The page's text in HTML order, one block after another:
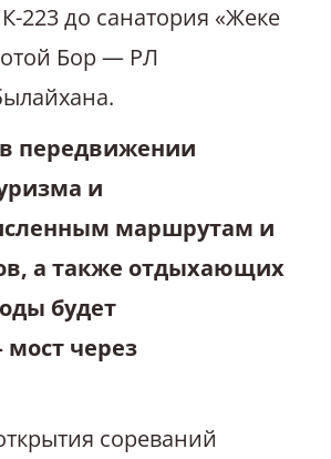
223 до санатория «Жеке
Бор — РЛ
передвижении
и
маршрутам и
а также отдыхающих
будет
через
сореваний